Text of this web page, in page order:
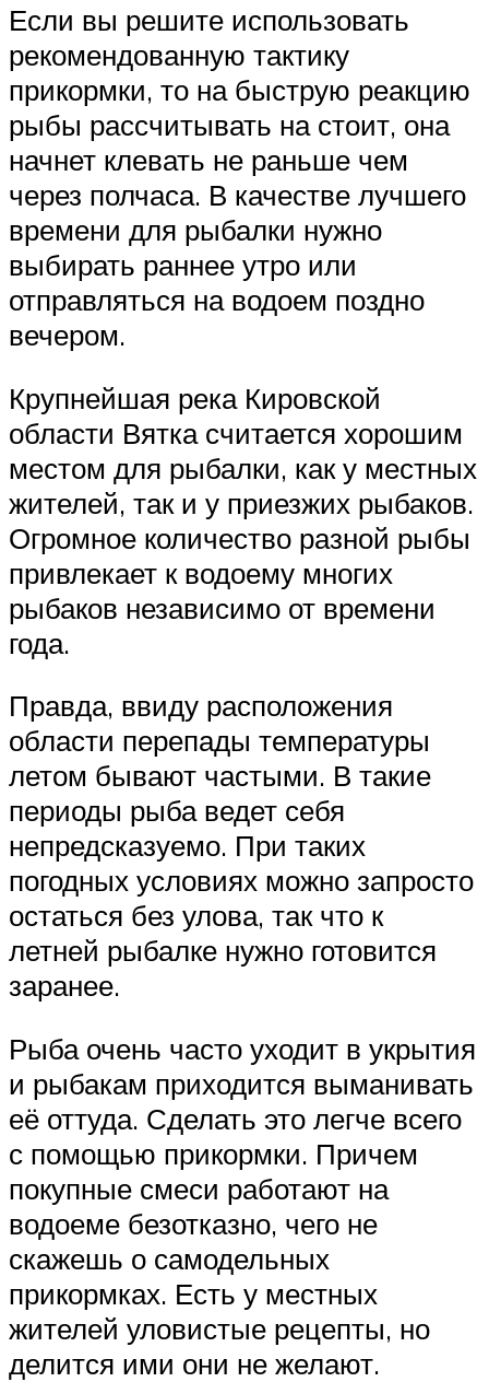
Если вы решите использовать
рекомендованную тактику
прикормки, то на быструю реакцию
рыбы рассчитывать на стоит, она
начнет клевать не раньше чем
через полчаса. В качестве лучшего
времени для рыбалки нужно
выбирать раннее утро или
отправляться на водоем поздно
вечером.
Крупнейшая река Кировской
области Вятка считается хорошим
местом для рыбалки, как у местных
жителей, так и у приезжих рыбаков.
Огромное количество разной рыбы
привлекает к водоему многих
рыбаков независимо от времени
года.
Правда, ввиду расположения
области перепады температуры
летом бывают частыми. В такие
периоды рыба ведет себя
непредсказуемо. При таких
погодных условиях можно запросто
остаться без улова, так что к
летней рыбалке нужно готовится
заранее.
Рыба очень часто уходит в укрытия
и рыбакам приходится выманивать
её оттуда. Сделать это легче всего
с помощью прикормки. Причем
покупные смеси работают на
водоеме безотказно, чего не
скажешь о самодельных
прикормках. Есть у местных
жителей уловистые рецепты, но
делится ими они не желают.